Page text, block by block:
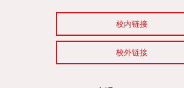
校内链接
校外链接